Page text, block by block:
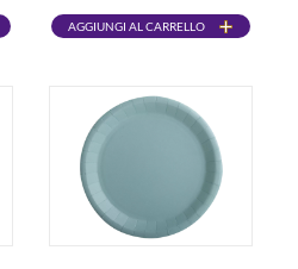
AGGIUNGI AL CARRELLO